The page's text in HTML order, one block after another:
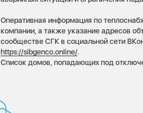
Оперативная информация по
компании, а также указание адресов
сообществе СГК в социальной сети
https://sibgenco.online/.
Список домов, попадающих под